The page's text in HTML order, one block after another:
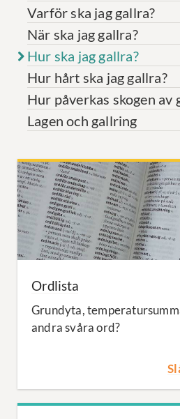
Varför ska jag gallra?
När ska jag gallra?
Hur ska jag gallra?
Hur hårt ska jag gallra?
Hur påverkas skogen av
Lagen och gallring
Ordlista
Grundyta,
andra svåra ord?